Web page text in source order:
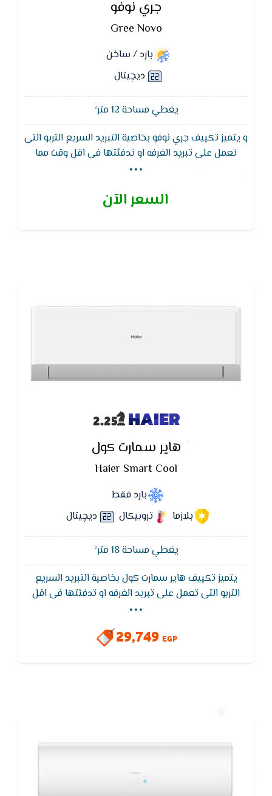
جري نوفو
Gree Novo
بارد / ساخن
ديچيتال
يغطي مساحة 12 متر²
و يتميز تكييف جري نوفو بخاصية التبريد السريع التربو التى
تعمل على تبريد الغرفه او تدفئتها فى اقل وقت مما
يؤدى إلى استهلاك كهرباء اقل ويتميز ايضا تكييف جري
تنقيه للهواء من الاتربه و الجراثيم بالاضافه إلى وايضا
...
السعر الآن
HAIER
هاير سمارت كول
Haier Smart Cool
بارد فقط
بلازما
تروبيكال ديچيتال
يغطي مساحة 18 متر²
يتميز تكييف هاير سمارت كول بخاصية التبريد السريع
التربو التى تعمل على تبريد الغرفه او تدفئتها فى اقل
وقت مما يؤدى إلى استهلاك كهرباء اقل ويتميز ايضا
الكهرباء ويعمل على اقل ضغط للكهرباء بالاضافه إلى
...
29,749 EGP